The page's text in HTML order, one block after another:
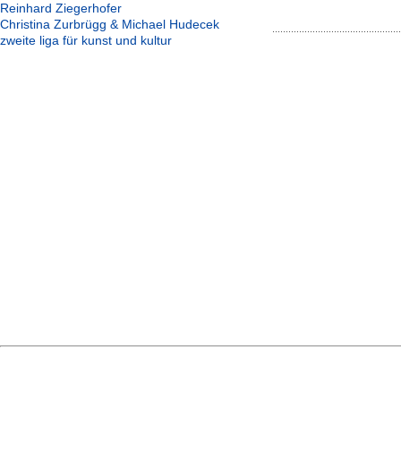
Reinhard Ziegerhofer
Christina Zurbrügg & Michael Hudecek
zweite liga für kunst und kultur